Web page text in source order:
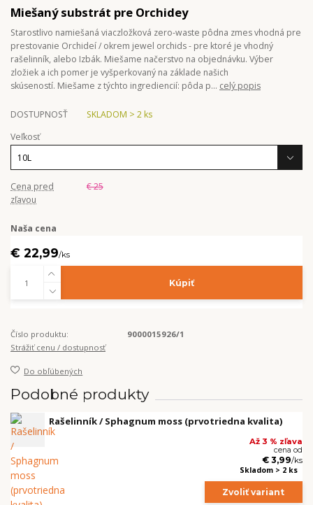
Miešaný substrát pre Orchidey
Starostlivo namiešaná viaczložková zero-waste pôdna zmes vhodná pre
prestovanie Orchideí / okrem jewel orchids - pre ktoré je vhodný
rašelinník, alebo Izbák. Miešame načerstvo na objednávku. Výber
zložiek a ich pomer je vyšperkovaný na základe našich
skúseností. Miešame z týchto ingrediencií: pôda p... celý popis
DOSTUPNOSŤ
SKLADOM > 2 ks
Veľkosť
Cena pred
zľavou
€ 25
Naša cena
€ 22,99/ks
Kúpiť
Číslo produktu:
9000015926/1
Strážiť cenu / dostupnosť
Do obľúbených
Podobné produkty
Rašelinník / Sphagnum moss (prvotriedna kvalita)
Až 3 % zľava
cena od
€ 3,99/ks
Skladom > 2 ks
Zvoliť variant